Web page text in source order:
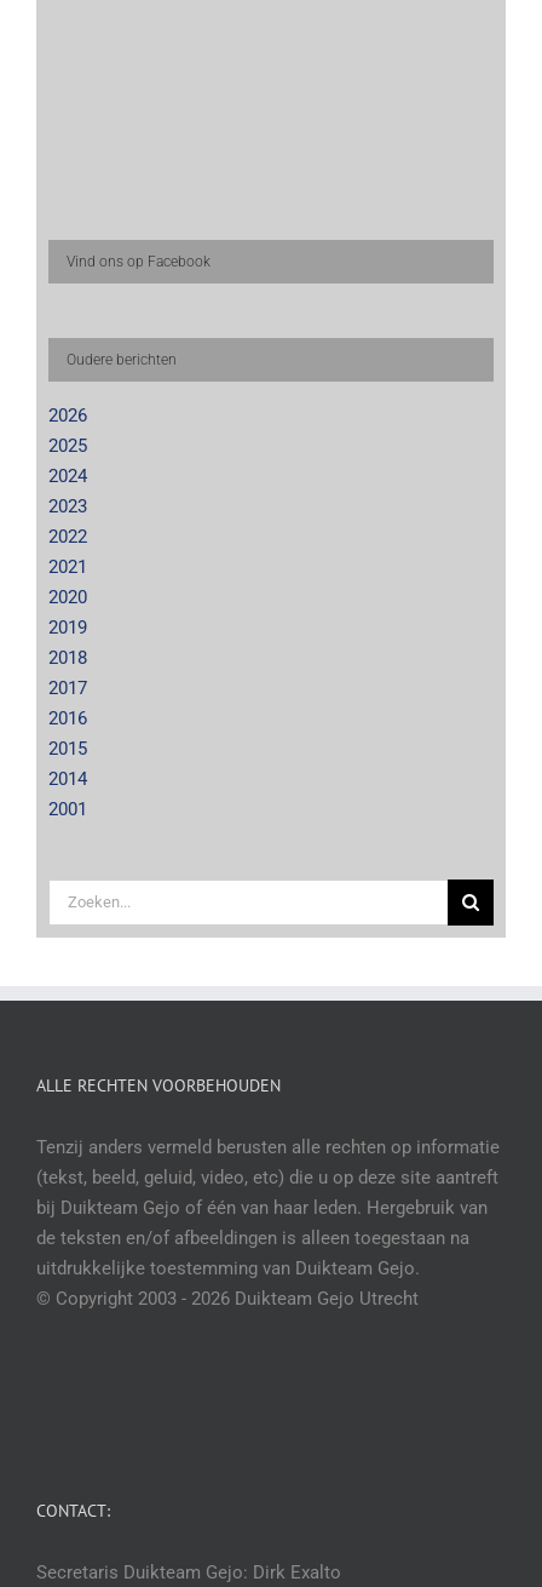
Vind ons op Facebook
Oudere berichten
2026
2025
2024
2023
2022
2021
2020
2019
2018
2017
2016
2015
2014
2001
Zoeken
naar:
ALLE RECHTEN VOORBEHOUDEN
Tenzij anders vermeld berusten alle rechten op informatie
(tekst, beeld, geluid, video, etc) die u op deze site aantreft
bij Duikteam Gejo of één van haar leden. Hergebruik van
de teksten en/of afbeeldingen is alleen toegestaan na
uitdrukkelijke toestemming van Duikteam Gejo.
© Copyright 2003 - 2026 Duikteam Gejo Utrecht
CONTACT:
Secretaris Duikteam Gejo: Dirk Exalto